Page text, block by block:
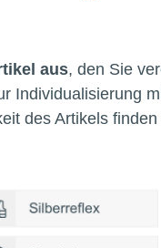
aus, den Sie
Individualisierung
des Artikels